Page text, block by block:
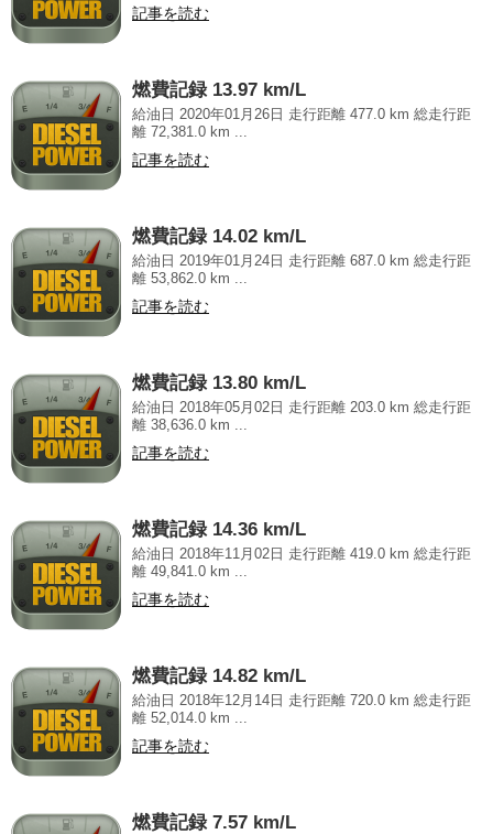
記事を読む
燃費記録 13.97 km/L
給油日 2020年01月26日 走行距離 477.0 km 総走行距
離 72,381.0 km ...
記事を読む
燃費記録 14.02 km/L
給油日 2019年01月24日 走行距離 687.0 km 総走行距
離 53,862.0 km ...
記事を読む
燃費記録 13.80 km/L
給油日 2018年05月02日 走行距離 203.0 km 総走行距
離 38,636.0 km ...
記事を読む
燃費記録 14.36 km/L
給油日 2018年11月02日 走行距離 419.0 km 総走行距
離 49,841.0 km ...
記事を読む
燃費記録 14.82 km/L
給油日 2018年12月14日 走行距離 720.0 km 総走行距
離 52,014.0 km ...
記事を読む
燃費記録 7.57 km/L